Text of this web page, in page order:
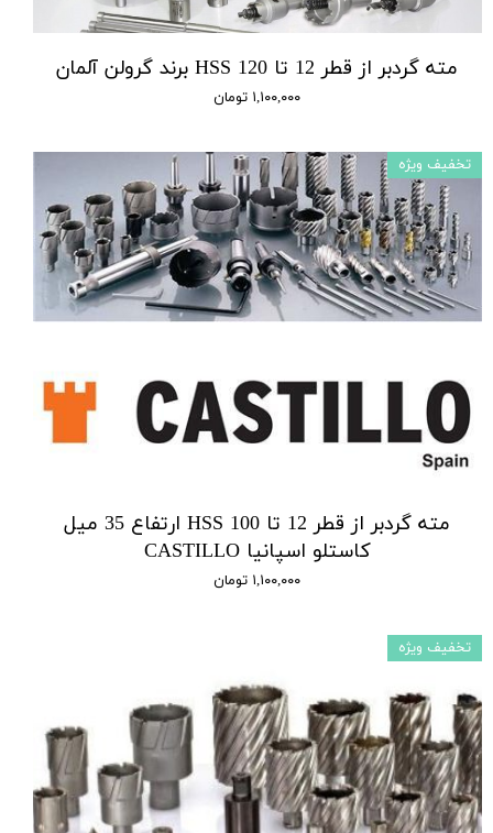
مته گردبر از قطر 12 تا 120 HSS برند گرولن آلمان
۱,۱۰۰,۰۰۰ تومان
مته گردبر از قطر 12 تا 100 HSS ارتفاع 35 میل
کاستلو اسپانیا CASTILLO
۱,۱۰۰,۰۰۰ تومان
تخفیف ویژه
تخفیف ویژه